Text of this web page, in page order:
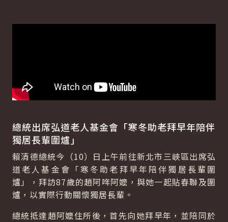
總統出席弘道老人基金會「寒冬助老拜早年陪伴
獨居長輩圍爐」
賴清德總統今（10）日上午前往新北市三峽區出席弘
道老人基金會「寒冬助老拜早年陪伴獨居長輩圍
爐」，拜訪87歲的趙阿哖阿嬤，與她一起貼春聯及圍
爐，以實際行動關懷獨居長輩。
總統抵達趙阿嬤住所後，首先向她拜早年，並陪同於